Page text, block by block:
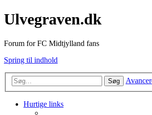
Ulvegraven.dk
Forum for FC Midtjylland fans
Spring til indhold
Søg
Hurtige links